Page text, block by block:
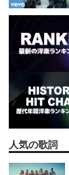
人気の歌詞